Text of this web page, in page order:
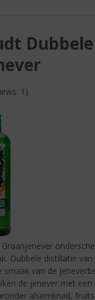
Dubbele
1)
Dubbele distillatie
smaak van de
de jenever met een
alsemkruid,